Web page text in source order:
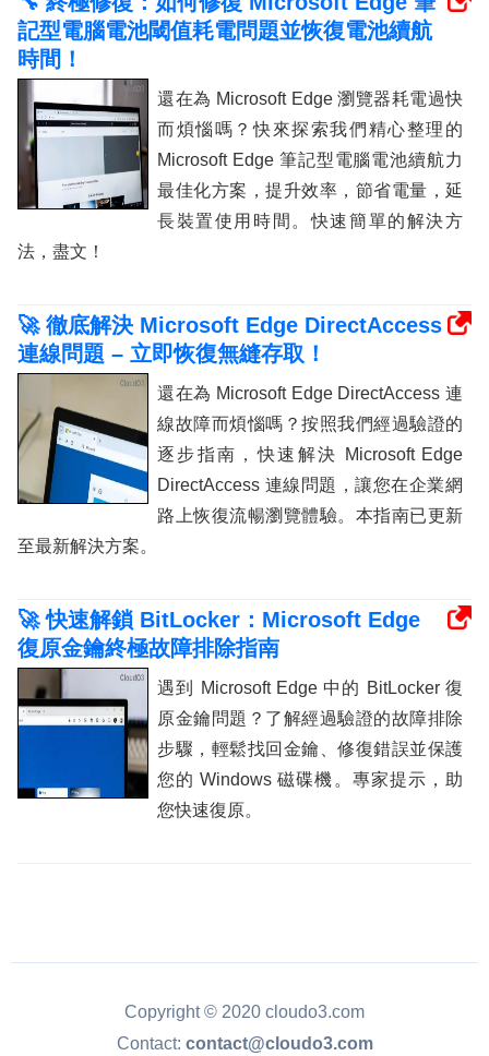
記型電腦電池閾值耗電問題並恢復電池續航
時間！
還在為 Microsoft Edge 瀏覽器耗電過快
而煩惱嗎？快來探索我們精心整理的
Microsoft Edge 筆記型電腦電池續航力
最佳化方案，提升效率，節省電量，延
長裝置使用時間。快速簡單的解決方
法，盡文！
🚀 徹底解決 Microsoft Edge DirectAccess
連線問題 – 立即恢復無縫存取！
還在為 Microsoft Edge DirectAccess 連
線故障而煩惱嗎？按照我們經過驗證的
逐步指南，快速解決 Microsoft Edge
DirectAccess 連線問題，讓您在企業網
路上恢復流暢瀏覽體驗。本指南已更新
至最新解決方案。
🚀 快速解鎖 BitLocker：Microsoft Edge
復原金鑰終極故障排除指南
遇到 Microsoft Edge 中的 BitLocker 復
原金鑰問題？了解經過驗證的故障排除
步驟，輕鬆找回金鑰、修復錯誤並保護
您的 Windows 磁碟機。專家提示，助
您快速復原。
Copyright © 2020 cloudo3.com
Contact: contact@cloudo3.com